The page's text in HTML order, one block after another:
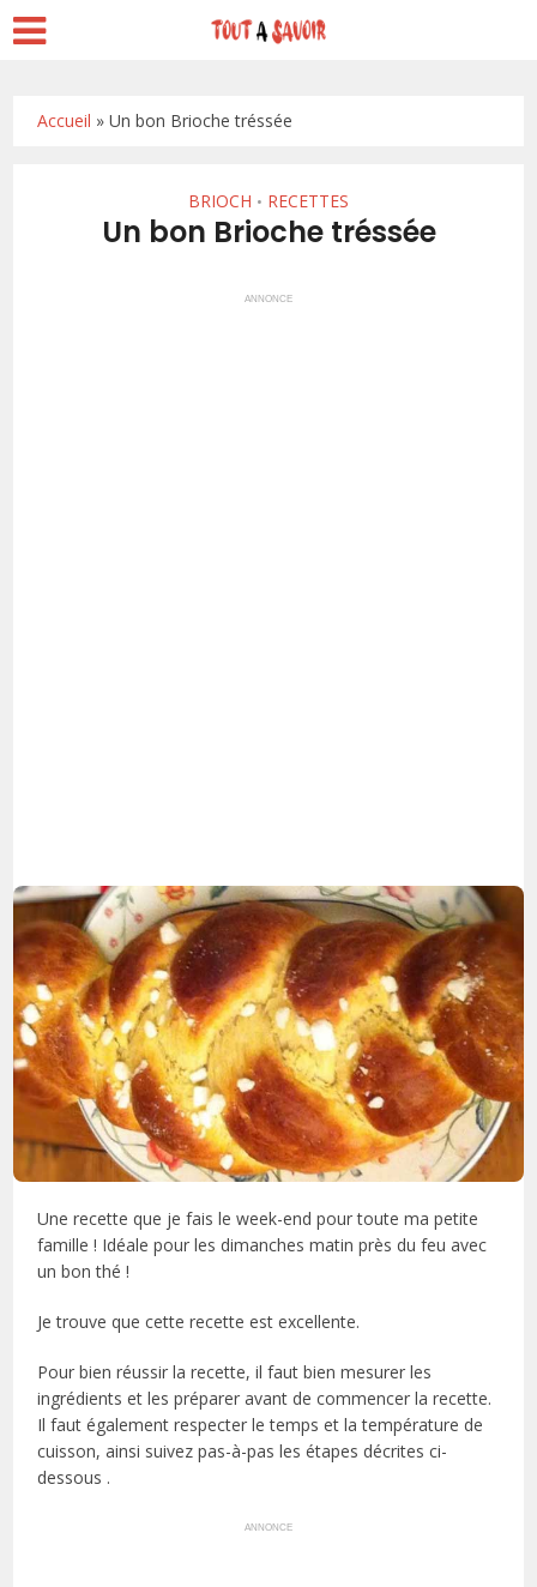
Accueil »Un bon Brioche tréssée
BRIOCH • RECETTES
Un bon Brioche tréssée
ANNONCE
Une recette que je fais le week-end pour toute ma petite
famille ! Idéale pour les dimanches matin près du feu avec
un bon thé !
Je trouve que cette recette est excellente.
Pour bien réussir la recette, il faut bien mesurer les
ingrédients et les préparer avant de commencer la recette.
Il faut également respecter le temps et la température de
cuisson, ainsi suivez pas-à-pas les étapes décrites ci-
dessous .
ANNONCE